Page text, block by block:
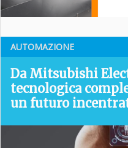
AUTOMAZIONE
Da Mitsubishi
tecnologica
un futuro